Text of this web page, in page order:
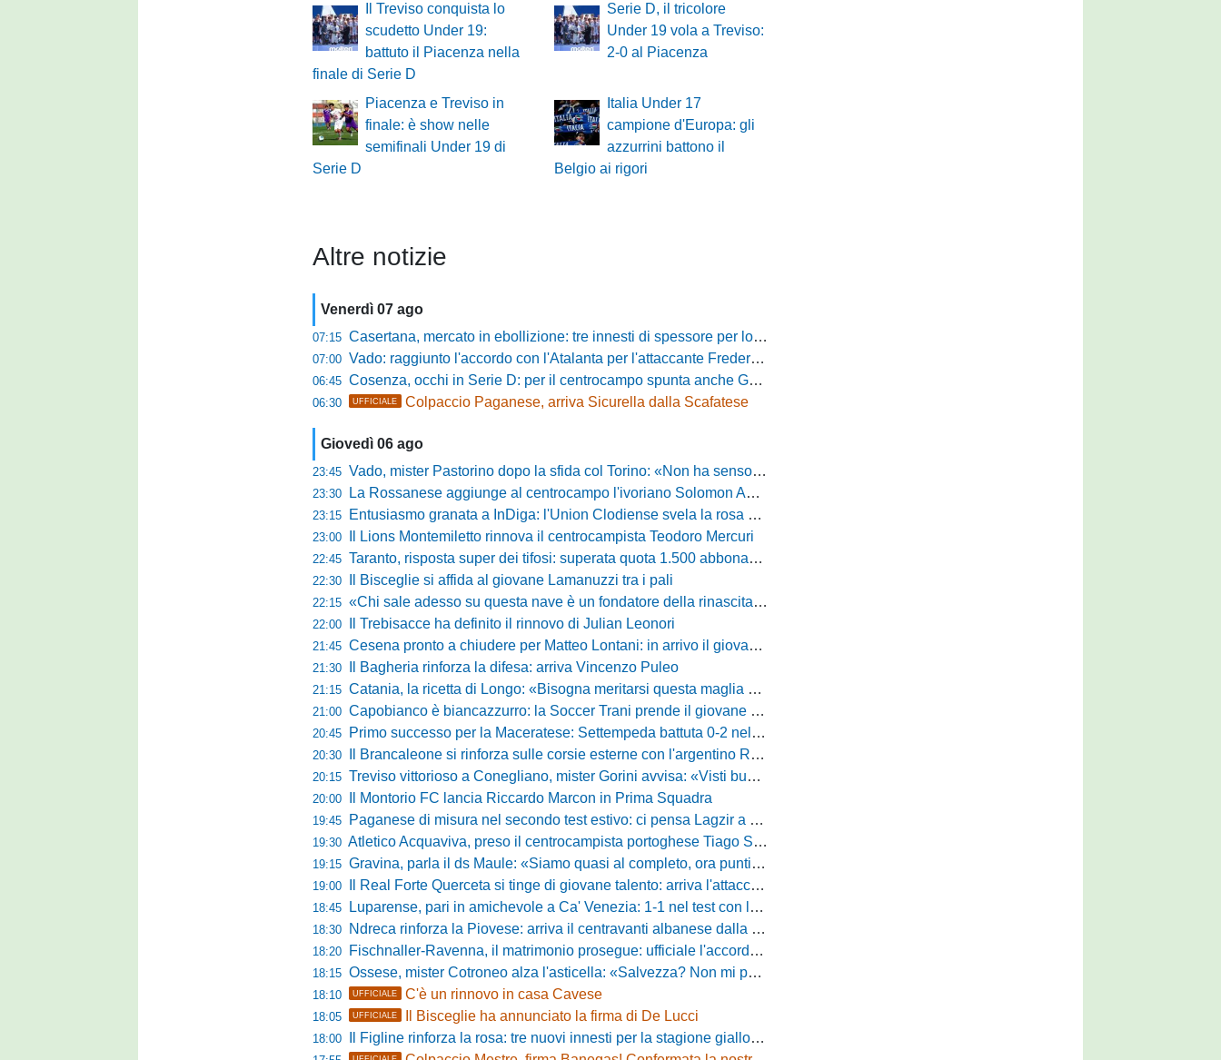
Il Treviso conquista lo
scudetto Under 19:
battuto il Piacenza nella
finale di Serie D
Serie D, il tricolore
Under 19 vola a Treviso:
2-0 al Piacenza
Piacenza e Treviso in
finale: è show nelle
semifinali Under 19 di
Serie D
Italia Under 17
campione d'Europa: gli
azzurrini battono il
Belgio ai rigori
Altre notizie
Venerdì 07 ago
07:15 Casertana, mercato in ebollizione: tre innesti di spessore per lo scacchiere di Vinicio Espinal
07:00 Vado: raggiunto l'accordo con l'Atalanta per l'attaccante Frederick Samuel Ndongue
06:45 Cosenza, occhi in Serie D: per il centrocampo spunta anche Gerardo Di Gilio
06:30 UFFICIALE Colpaccio Paganese, arriva Sicurella dalla Scafatese
Giovedì 06 ago
23:45 Vado, mister Pastorino dopo la sfida col Torino: «Non ha senso chiudersi e fare le barricate»
23:30 La Rossanese aggiunge al centrocampo l'ivoriano Solomon Andrews Manu
23:15 Entusiasmo granata a InDiga: l'Union Clodiense svela la rosa per la nuova annata
23:00 Il Lions Montemiletto rinnova il centrocampista Teodoro Mercuri
22:45 Taranto, risposta super dei tifosi: superata quota 1.500 abbonamenti
22:30 Il Bisceglie si affida al giovane Lamanuzzi tra i pali
22:15 «Chi sale adesso su questa nave è un fondatore della rinascita»: Davis carica l'ambiente Messina
22:00 Il Trebisacce ha definito il rinnovo di Julian Leonori
21:45 Cesena pronto a chiudere per Matteo Lontani: in arrivo il giovane talento dello Spezia
21:30 Il Bagheria rinforza la difesa: arriva Vincenzo Puleo
21:15 Catania, la ricetta di Longo: «Bisogna meritarsi questa maglia ogni singolo giorno»
21:00 Capobianco è biancazzurro: la Soccer Trani prende il giovane attaccante ex Monopoli
20:45 Primo successo per la Maceratese: Settempeda battuta 0-2 nella ripresa
20:30 Il Brancaleone si rinforza sulle corsie esterne con l'argentino Rotela
20:15 Treviso vittorioso a Conegliano, mister Gorini avvisa: «Visti buoni spunti, ma c'è ancora tanto da lavorare»
20:00 Il Montorio FC lancia Riccardo Marcon in Prima Squadra
19:45 Paganese di misura nel secondo test estivo: ci pensa Lagzir a piegare l'Equipe Campania
19:30 Atletico Acquaviva, preso il centrocampista portoghese Tiago Santos
19:15 Gravina, parla il ds Maule: «Siamo quasi al completo, ora puntiamo sugli esterni d'attacco»
19:00 Il Real Forte Querceta si tinge di giovane talento: arriva l'attaccante Lucchesi
18:45 Luparense, pari in amichevole a Ca' Venezia: 1-1 nel test con la Primavera lagunare
18:30 Ndreca rinforza la Piovese: arriva il centravanti albanese dalla serie D
18:20 Fischnaller-Ravenna, il matrimonio prosegue: ufficiale l'accordo quinquennale per l'attacco
18:15 Ossese, mister Cotroneo alza l'asticella: «Salvezza? Non mi pongo limiti, voglio vincere più partite possibile»
18:10 UFFICIALE C'è un rinnovo in casa Cavese
18:05 UFFICIALE Il Bisceglie ha annunciato la firma di De Lucci
18:00 Il Figline rinforza la rosa: tre nuovi innesti per la stagione gialloblù